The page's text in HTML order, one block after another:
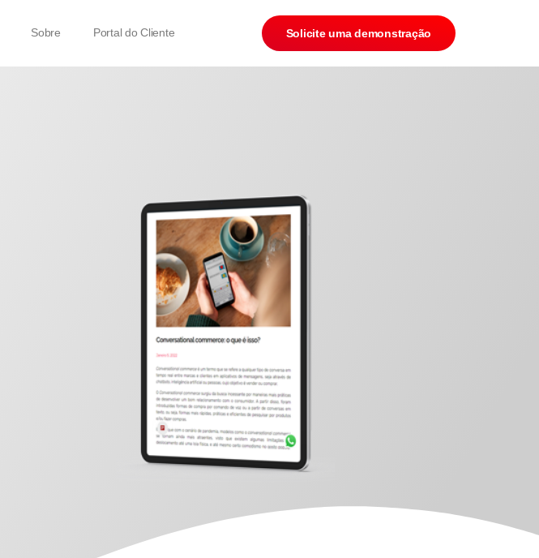
Sobre Portal do Cliente Solicite uma demonstração